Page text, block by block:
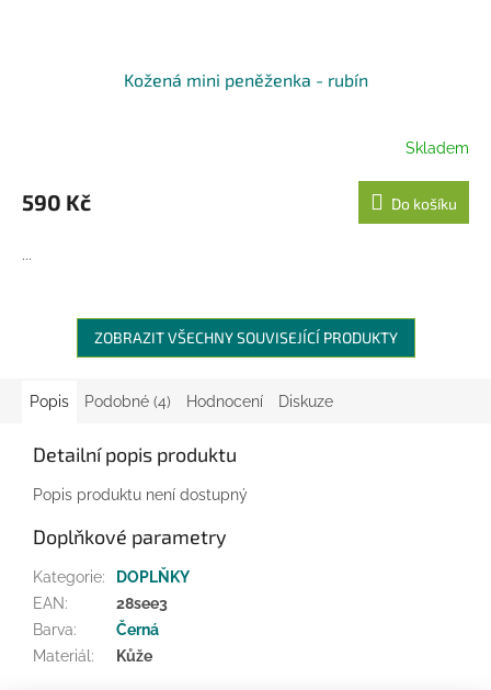
Kožená mini peněženka - rubín
Skladem
590 Kč Do košíku
...
ZOBRAZIT VŠECHNY SOUVISEJÍCÍ PRODUKTY
Popis Podobné (4) Hodnocení Diskuze
Detailní popis produktu
Popis produktu není dostupný
Doplňkové parametry
Kategorie:
DOPLŇKY
EAN:
28see3
Barva:
Černá
Materiál : Kůže